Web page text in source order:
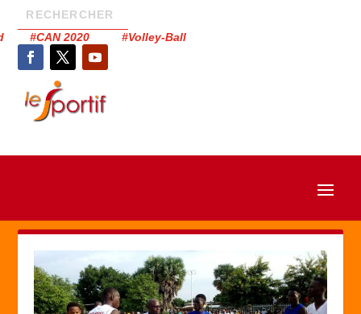
#CAN 2020 #Volley-Ball